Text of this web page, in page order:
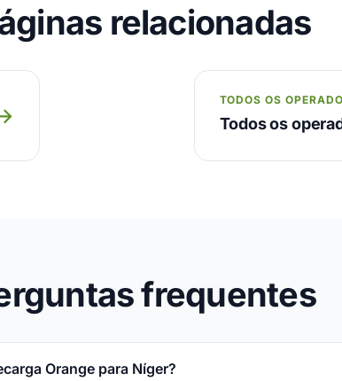
relacionadas
TODOS OS
Todos os
frequentes
Orange para Níger?